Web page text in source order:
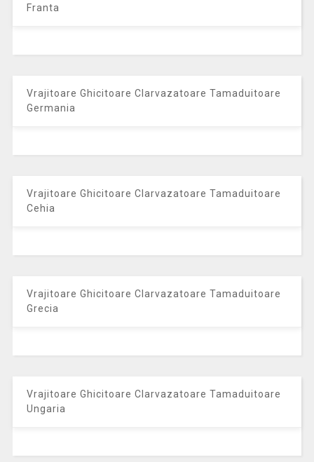
Franta
Vrajitoare Ghicitoare Clarvazatoare Tamaduitoare
Germania
Vrajitoare Ghicitoare Clarvazatoare Tamaduitoare
Cehia
Vrajitoare Ghicitoare Clarvazatoare Tamaduitoare
Grecia
Vrajitoare Ghicitoare Clarvazatoare Tamaduitoare
Ungaria